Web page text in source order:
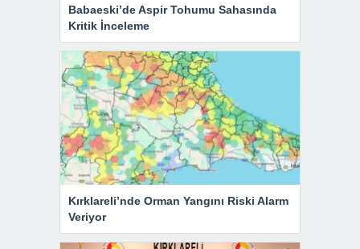
Babaeski’de Aspir Tohumu Sahasında
Kritik İnceleme
Kırklareli’nde Orman Yangını Riski Alarm
Veriyor